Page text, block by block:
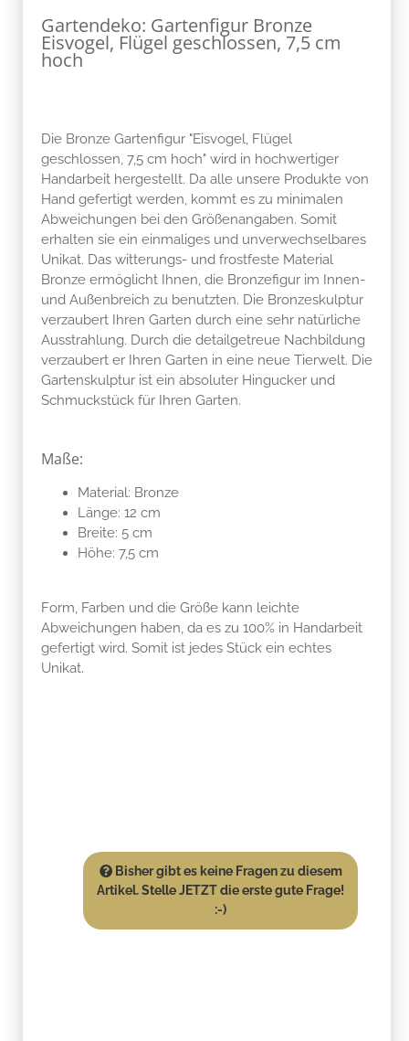
Gartendeko: Gartenfigur Bronze
Eisvogel, Flügel geschlossen, 7,5 cm
hoch
Die Bronze Gartenfigur "Eisvogel, Flügel
geschlossen, 7,5 cm hoch" wird in hochwertiger
Handarbeit hergestellt. Da alle unsere Produkte von
Hand gefertigt werden, kommt es zu minimalen
Abweichungen bei den Größenangaben. Somit
erhalten sie ein einmaliges und unverwechselbares
Unikat. Das witterungs- und frostfeste Material
Bronze ermöglicht Ihnen, die Bronzefigur im Innen-
und Außenbreich zu benutzten. Die Bronzeskulptur
verzaubert Ihren Garten durch eine sehr natürliche
Ausstrahlung. Durch die detailgetreue Nachbildung
verzaubert er Ihren Garten in eine neue Tierwelt. Die
Gartenskulptur ist ein absoluter Hingucker und
Schmuckstück für Ihren Garten.
Maße:
Material: Bronze
Länge: 12 cm
Breite: 5 cm
Höhe: 7,5 cm
Form, Farben und die Größe kann leichte
Abweichungen haben, da es zu 100% in Handarbeit
gefertigt wird. Somit ist jedes Stück ein echtes
Unikat.
Bisher gibt es keine Fragen zu diesem
Artikel. Stelle JETZT die erste gute Frage!
:-)